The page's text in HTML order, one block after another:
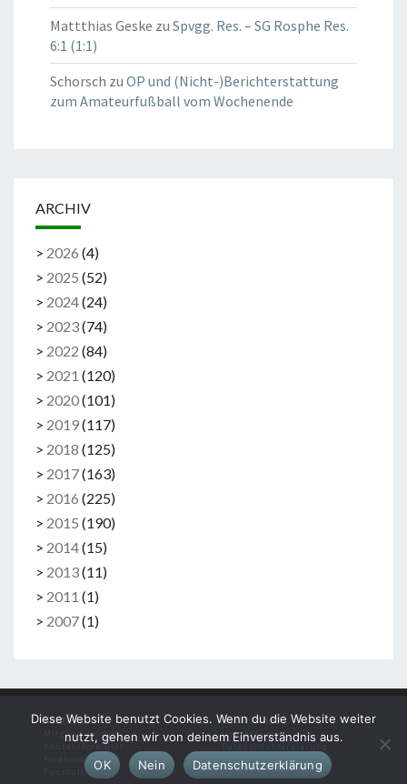
Mattthias Geske zu Spvgg. Res. – SG Rosphe Res.
6:1 (1:1)
Schorsch zu OP und (Nicht-)Berichterstattung
zum Amateurfußball vom Wochenende
ARCHIV
> 2026 (4)
> 2025 (52)
> 2024(24)
> 2023(74)
> 2022 (84)
> 2021 (120)
> 2020(101)
> 2019(117)
> 2018 (125)
> 2017(163)
> 2016 (225)
> 2015 (190)
> 2014(15)
> 2013(11)
> 2011 (1)
> 2007(1)
Kontakt
Mitglied werden
Kontaktformular
Fussball.de
Rechtliches
Impressum
Diese Website benutzt Cookies. Wenn du die Website weiter
nutzt, gehen wir von deinem Einverständnis aus.
OK
Nein Datenschutzerklärung